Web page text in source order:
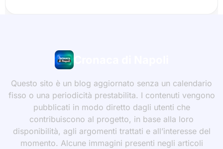
Cronaca di Napoli
Questo sito è un blog aggiornato senza un calendario
fisso o una periodicità prestabilita. I contenuti vengono
pubblicati in modo diretto dagli utenti che
contribuiscono al progetto, in base alla loro
disponibilità, agli argomenti trattati e all’interesse del
momento. Alcune immagini presenti negli articoli